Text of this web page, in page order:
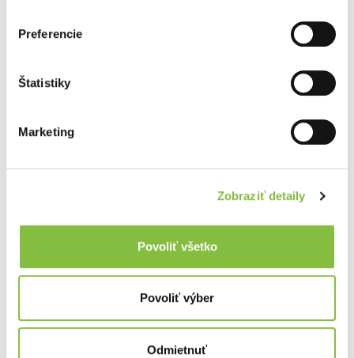
Preferencie
Štatistiky
Marketing
Zobraziť detaily
Povoliť všetko
Povoliť výber
Odmietnuť